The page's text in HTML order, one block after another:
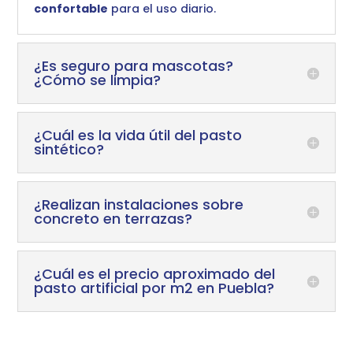
confortable para el uso diario.
¿Es seguro para mascotas?
¿Cómo se limpia?
¿Cuál es la vida útil del pasto
sintético?
¿Realizan instalaciones sobre
concreto en terrazas?
¿Cuál es el precio aproximado del
pasto artificial por m2 en Puebla?